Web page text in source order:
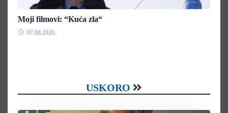
Moji filmovi: “Kuća zla“
07.08.2026.
USKORO